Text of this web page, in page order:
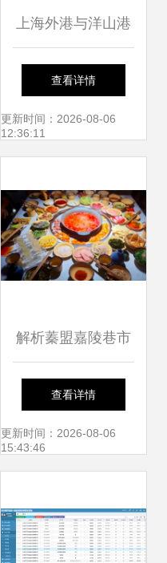
上海外港与洋山港
进口肉类食品清关
代理全解析
查看详情
更新时间：2026-08-06
12:36:11
解析蓁盟嘉陵巷市
井火锅加盟 机遇与
风险并存的餐饮创
查看详情
更新时间：2026-08-06
15:43:46